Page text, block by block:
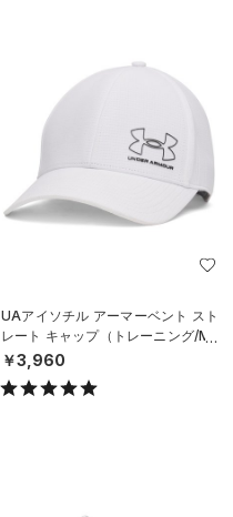
UAアイソチル アーマーベント スト
レート キャップ（トレーニング/ME
N）
￥3,960